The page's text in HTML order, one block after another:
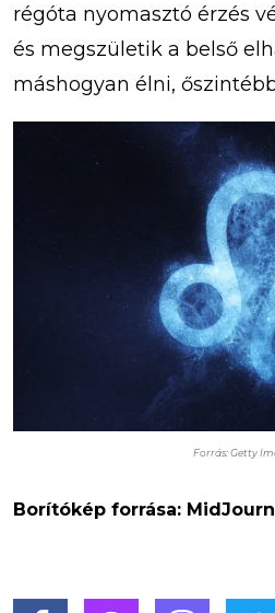
régóta nyomasztó érzés
és megszületik a belső
máshogyan élni,
Forrás: Getty
Borítókép forrása: